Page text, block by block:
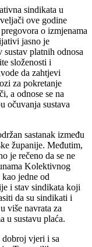
sindikata u
ove godine
o izmjenama
jasno je
platnih odnosa
složenosti i
da zahtjevi
za pokretanje
a odnose se na
očuvanja sustava
sastanak između
županije. Međutim,
je rečeno da se ne
Kolektivnog
jedne od
i stav sindikata koji
da su sindikati i
više navrata za
u sustavu plaća.
dobroj vjeri i sa